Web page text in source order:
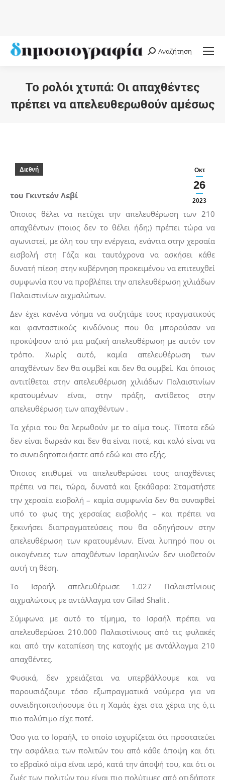
Search:
Αναζήτηση
Το ρολόι χτυπά: Οι απαχθέντες
πρέπει να απελευθερωθούν αμέσως
Οκτ
26
2023
Διεθνή
του Γκιντεόν Λεβί
Όποιος θέλει να πετύχει την απελευθέρωση των 210
απαχθέντων (ποιος δεν το θέλει ήδη;) πρέπει τώρα να
αγωνιστεί, με όλη του την ενέργεια, ενάντια στην χερσαία
εισβολή στη Γάζα και ταυτόχρονα να ασκήσει κάθε
δυνατή πίεση στην κυβέρνηση προκειμένου να επιτευχθεί
συμφωνία που να προβλέπει την απελευθέρωση χιλιάδων
Παλαιστινίων αιχμαλώτων.
Δεν έχει κανένα νόημα να συζητάμε τους πραγματικούς
και φανταστικούς κινδύνους που θα μπορούσαν να
προκύψουν από μια μαζική απελευθέρωση με αυτόν τον
τρόπο. Χωρίς αυτό, καμία απελευθέρωση των
απαχθέντων δεν θα συμβεί και δεν θα συμβεί. Και όποιος
αντιτίθεται στην απελευθέρωση χιλιάδων Παλαιστινίων
κρατουμένων είναι, στην πράξη, αντίθετος στην
απελευθέρωση των απαχθέντων .
Τα χέρια του θα λερωθούν με το αίμα τους. Τίποτα εδώ
δεν είναι δωρεάν και δεν θα είναι ποτέ, και καλό είναι να
το συνειδητοποιήσετε από εδώ και στο εξής.
Όποιος επιθυμεί να απελευθερώσει τους απαχθέντες
πρέπει να πει, τώρα, δυνατά και ξεκάθαρα: Σταματήστε
την χερσαία εισβολή – καμία συμφωνία δεν θα συναφθεί
υπό το φως της χερσαίας εισβολής – και πρέπει να
ξεκινήσει διαπραγματεύσεις που θα οδηγήσουν στην
απελευθέρωση των κρατουμένων. Είναι λυπηρό που οι
οικογένειες των απαχθέντων Ισραηλινών δεν υιοθετούν
αυτή τη θέση.
Το Ισραήλ απελευθέρωσε 1.027 Παλαιστίνιους
αιχμαλώτους με αντάλλαγμα τον Gilad Shalit .
Σύμφωνα με αυτό το τίμημα, το Ισραήλ πρέπει να
απελευθερώσει 210.000 Παλαιστίνιους από τις φυλακές
και από την καταπίεση της κατοχής με αντάλλαγμα 210
απαχθέντες.
Φυσικά, δεν χρειάζεται να υπερβάλλουμε και να
παρουσιάζουμε τόσο εξωπραγματικά νούμερα για να
συνειδητοποιήσουμε ότι η Χαμάς έχει στα χέρια της ό,τι
πιο πολύτιμο είχε ποτέ.
Όσο για το Ισραήλ, το οποίο ισχυρίζεται ότι προστατεύει
την ασφάλεια των πολιτών του από κάθε άποψη και ότι
το εβραϊκό αίμα είναι ιερό, κατά την άποψή του, και ότι οι
ζωές των πολιτών του είναι πιο πολύτιμες από οτιδήποτε